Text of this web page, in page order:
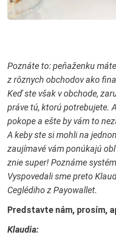
Poznáte to: peňaženku
z rôznych obchodov ako
Keď ste však v obchode,
práve tú, ktorú potrebujete.
pokope a ešte by vám to
A keby ste si mohli na
zaujímavé vám ponúkajú
znie super! Poznáme
Vyspovedali sme preto
Ceglédiho z Payowallet.
Predstavte nám, prosím,
Klaudia: